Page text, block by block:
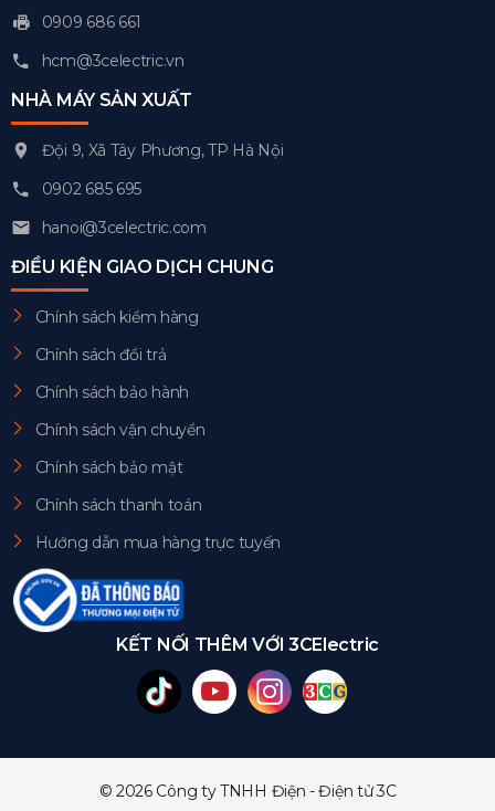
0909 686 661
hcm@3celectric.vn
NHÀ MÁY SẢN XUẤT
Đội 9, Xã Tây Phương, TP Hà Nội
0902 685 695
hanoi@3celectric.com
ĐIỀU KIỆN GIAO DỊCH CHUNG
Chính sách kiểm hàng
Chính sách đổi trả
Chính sách bảo hành
Chính sách vận chuyển
Chính sách bảo mật
Chính sách thanh toán
Hướng dẫn mua hàng trực tuyến
KẾT NỐI THÊM VỚI 3CElectric
© 2026 Công ty TNHH Điện - Điện tử 3C